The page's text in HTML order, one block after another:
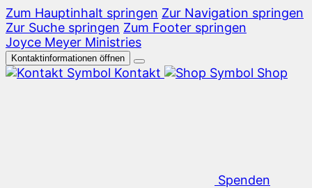
Zum Hauptinhalt springen Zur Navigation springen
Zur Suche springen Zum Footer springen
Joyce Meyer Ministries
Kontaktinformationen öffnen
Kontakt Shop
Spenden